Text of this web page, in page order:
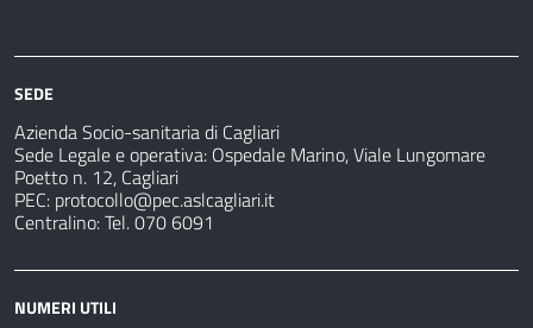
sanitarie
fare
SEDE
Azienda Socio-sanitaria di Cagliari
Sede Legale e operativa: Ospedale Marino, Viale Lungomare
Poetto n. 12, Cagliari
PEC: protocollo@pec.aslcagliari.it
Centralino: Tel. 070 6091
NUMERI UTILI